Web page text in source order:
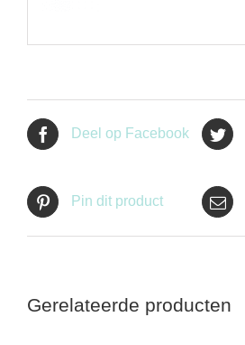
Deel op Facebook
Pin dit product
Gerelateerde producten